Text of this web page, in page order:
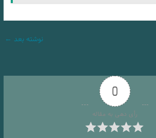
نوشته بعد ←
0
رأی دهی به مقاله